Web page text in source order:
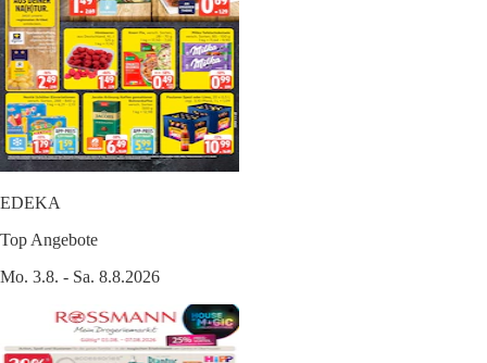
EDEKA
Top Angebote
Mo. 3.8. - Sa. 8.8.2026